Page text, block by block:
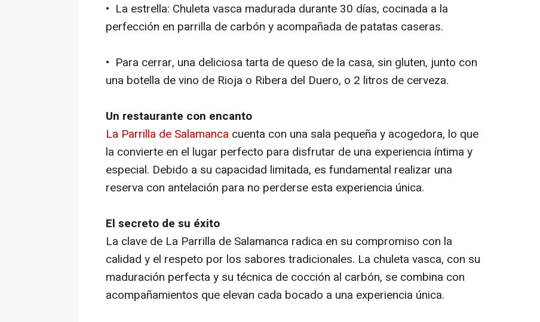
• La estrella: Chuleta vasca madurada durante 30 días, cocinada a la
perfección en parrilla de carbón y acompañada de patatas caseras.
• Para cerrar, una deliciosa tarta de queso de la casa, sin gluten, junto con
una botella de vino de Rioja o Ribera del Duero, o 2 litros de cerveza.
Un restaurante con encanto
La Parrilla de Salamanca cuenta con una sala pequeña y acogedora, lo que
la convierte en el lugar perfecto para disfrutar de una experiencia íntima y
especial. Debido a su capacidad limitada, es fundamental realizar una
reserva con antelación para no perderse esta experiencia única.
El secreto de su éxito
La clave de La Parrilla de Salamanca radica en su compromiso con la
calidad y el respeto por los sabores tradicionales. La chuleta vasca, con su
maduración perfecta y su técnica de cocción al carbón, se combina con
acompañamientos que elevan cada bocado a una experiencia única.